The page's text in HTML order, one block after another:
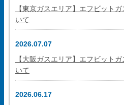
【東京ガスエリア】エフビット
いて
2026.07.07
【大阪ガスエリア】エフビット
いて
2026.06.17